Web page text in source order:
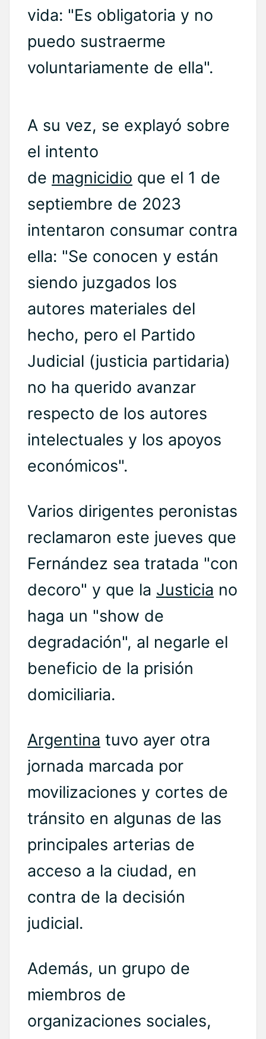
vida: "Es obligatoria y no
puedo sustraerme
voluntariamente de ella".
A su vez, se explayó sobre
el intento
de magnicidio que el 1 de
septiembre de 2023
intentaron consumar contra
ella: "Se conocen y están
siendo juzgados los
autores materiales del
hecho, pero el Partido
Judicial (justicia partidaria)
no ha querido avanzar
respecto de los autores
intelectuales y los apoyos
económicos".
Varios dirigentes peronistas
reclamaron este jueves que
Fernández sea tratada "con
decoro" y que la Justicia no
haga un "show de
degradación", al negarle el
beneficio de la prisión
domiciliaria.
Argentina tuvo ayer otra
jornada marcada por
movilizaciones y cortes de
tránsito en algunas de las
principales arterias de
acceso a la ciudad, en
contra de la decisión
judicial.
Además, un grupo de
miembros de
organizaciones sociales,